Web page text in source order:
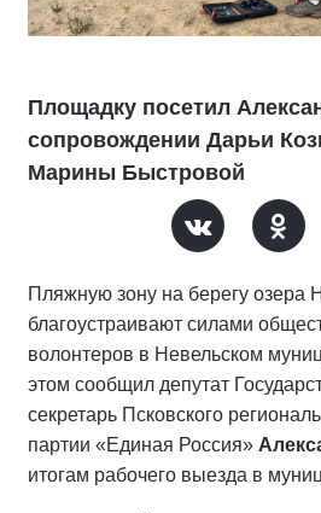
Площадку посетил
сопровождении Дарьи
Марины Быстровой
Пляжную зону на берегу озера
благоустраивают силами
волонтеров в Невельском
этом сообщил депутат
секретарь Псковского
партии «Единая Россия»
итогам рабочего выезда в